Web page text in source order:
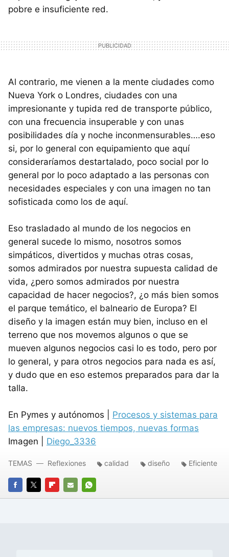
pobre e insuficiente red.
Al contrario, me vienen a la mente ciudades como
Nueva York o Londres, ciudades con una
impresionante y tupida red de transporte público,
con una frecuencia insuperable y con unas
posibilidades día y noche inconmensurables….eso
si, por lo general con equipamiento que aquí
consideraríamos destartalado, poco social por lo
general por lo poco adaptado a las personas con
necesidades especiales y con una imagen no tan
sofisticada como los de aquí.
Eso trasladado al mundo de los negocios en
general sucede lo mismo, nosotros somos
simpáticos, divertidos y muchas otras cosas,
somos admirados por nuestra supuesta calidad de
vida, ¿pero somos admirados por nuestra
capacidad de hacer negocios?, ¿o más bien somos
el parque temático, el balneario de Europa? El
diseño y la imagen están muy bien, incluso en el
terreno que nos movemos algunos o que se
mueven algunos negocios casi lo es todo, pero por
lo general, y para otros negocios para nada es así,
y dudo que en eso estemos preparados para dar la
talla.
En Pymes y autónomos | Procesos y sistemas para
las empresas: nuevos tiempos, nuevas formas
Imagen | Diego_3336
FACEBOOK
TWITTERFLIPBOARD
E-
WHATSAPP
TEMAS Reflexiones calidad diseño Eficiente